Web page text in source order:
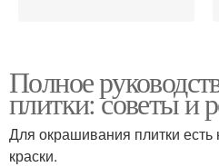
плиткой
Полное
плитки: советы и
Для окрашивания плитки есть
краски.